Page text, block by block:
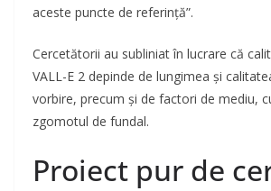
aceste puncte de referință”.
Cercetătorii au subliniat în lucrare că
VALL-E 2 depinde de lungimea și
vorbire, precum și de factori de mediu,
zgomotul de fundal.
Proiect pur de